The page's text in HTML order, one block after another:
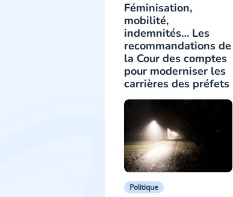
Féminisation,
mobilité,
indemnités… Les
recommandations de
la Cour des comptes
pour moderniser les
carrières des préfets
Politique